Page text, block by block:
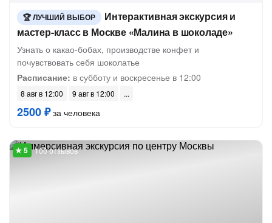
ЛУЧШИЙ ВЫБОР
Интерактивная экскурсия и
мастер-класс в Москве «Малина в шоколаде»
Узнать о какао-бобах, производстве конфет и
почувствовать себя шоколатье
Расписание: в субботу и воскресенье в 12:00
8 авг в 12:00 9 авг в 12:00
2500 ₽за человека
100 отзывов